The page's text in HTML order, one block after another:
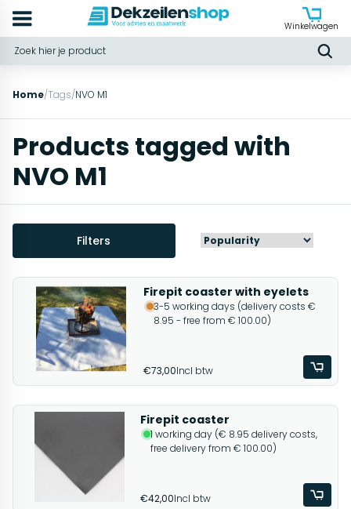
Winkelwagen
Home/Tags/NVO M1
Products tagged with
NVO M1
Filters
Firepit coaster with eyelets
3-5 working days (delivery costs €
8.95 - free from € 100.00)
€73,00Incl btw
Firepit coaster
1 working day (€ 8.95 delivery costs,
free delivery from € 100.00)
€42,00Incl btw